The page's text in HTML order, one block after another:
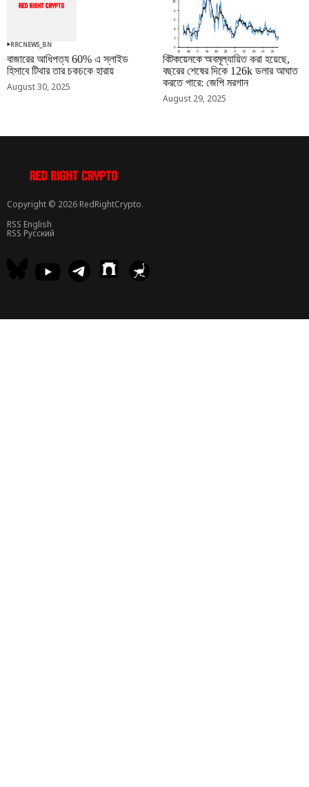
RRCNEWS_BN
বাজারের আধিপত্য 60% এ স্লাইড
হিসাবে টিথার তার চকচকে হারায়
August 30, 2025
RRCNEWS_BN
বিটকয়েনকে অবমূল্যায়িত করা হয়েছে,
বছরের শেষের দিকে 126k ডলার আঘাত
করতে পারে: জেপি মরগান
August 29, 2025
Copyright © 2026 RedRightCrypto.
RSS English
RSS Русский